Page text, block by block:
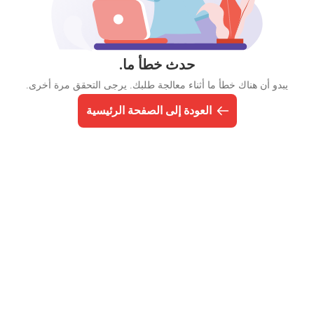
حدث خطأ ما.
يبدو أن هناك خطأ ما أثناء معالجة طلبك. يرجى التحقق مرة أخرى.
العودة إلى الصفحة الرئيسية